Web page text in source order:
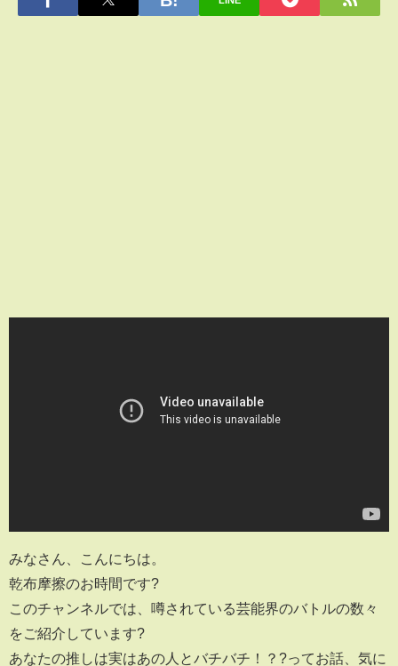
みなさん、こんにちは。
乾布摩擦のお時間です?
このチャンネルでは、噂されている芸能界のバトルの数々
をご紹介しています?
あなたの推しは実はあの人とバチバチ！？?ってお話、気に